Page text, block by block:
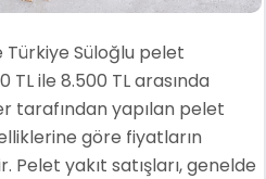
Türkiye Süloğlu pelet
ile 8.500 TL arasında
tarafından yapılan pelet
göre fiyatların
yakıt satışları, genelde